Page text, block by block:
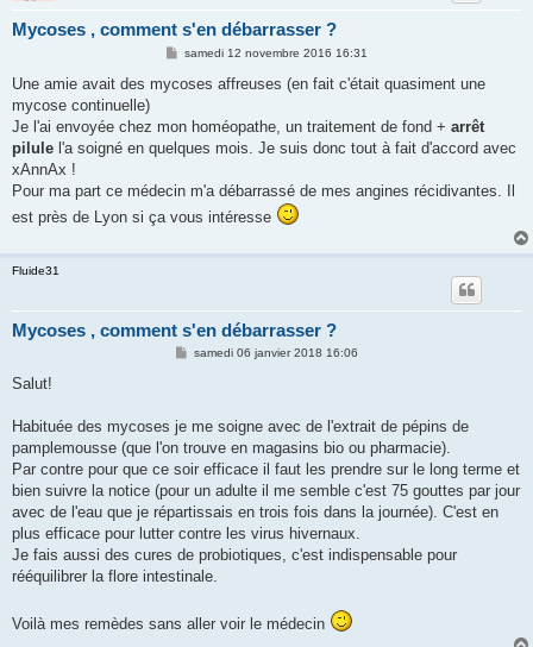
Mycoses , comment s'en débarrasser ?
M
s
g
samedi 12 novembre 2016 16:31
Une amie avait des mycoses affreuses (en fait c'était quasiment une
mycose continuelle)
Je l'ai envoyée chez mon homéopathe, un traitement de fond + arrêt
pilule l'a soigné en quelques mois. Je suis donc tout à fait d'accord avec
xAnnAx !
Pour ma part ce médecin m'a débarrassé de mes angines récidivantes. Il
est près de Lyon si ça vous intéresse
Fluide31
Mycoses , comment s'en débarrasser ?
M
g
samedi 06 janvier 2018 16:06
Salut!
Habituée des mycoses je me soigne avec de l'extrait de pépins de
pamplemousse (que l'on trouve en magasins bio ou pharmacie).
Par contre pour que ce soir efficace il faut les prendre sur le long terme et
bien suivre la notice (pour un adulte il me semble c'est 75 gouttes par jour
avec de l'eau que je répartissais en trois fois dans la journée). C'est en
plus efficace pour lutter contre les virus hivernaux.
Je fais aussi des cures de probiotiques, c'est indispensable pour
rééquilibrer la flore intestinale.
Voilà mes remèdes sans aller voir le médecin